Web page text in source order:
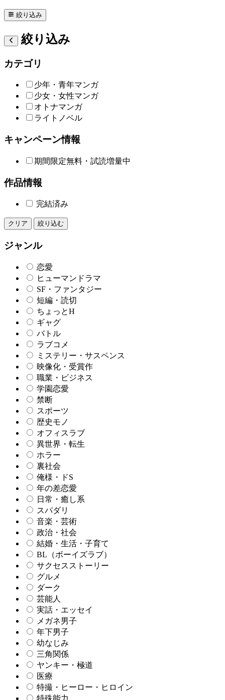
絞り込み
絞り込み
カテゴリ
少年・青年マンガ
少女・女性マンガ
オトナマンガ
ライトノベル
キャンペーン情報
期間限定無料・試読増量中
作品情報
完結済み
クリア 絞り込む
ジャンル
恋愛
ヒューマンドラマ
SF・ファンタジー
短編・読切
ちょっとH
ギャグ
バトル
ラブコメ
ミステリー・サスペンス
映像化・受賞作
職業・ビジネス
学園恋愛
禁断
スポーツ
歴史モノ
オフィスラブ
異世界・転生
ホラー
裏社会
俺様・ドS
年の差恋愛
日常・癒し系
スパダリ
音楽・芸術
政治・社会
結婚・生活・子育て
BL（ボーイズラブ）
サクセスストーリー
グルメ
ダーク
芸能人
実話・エッセイ
メガネ男子
年下男子
幼なじみ
三角関係
ヤンキー・極道
医療
特撮・ヒーロー・ヒロイン
特殊能力